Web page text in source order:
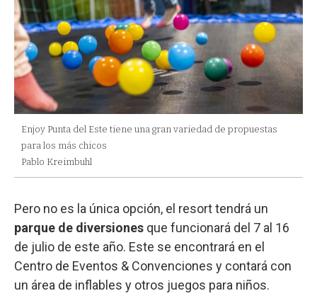
Enjoy Punta del Este tiene una gran variedad de propuestas
para los más chicos
Pablo Kreimbuhl
Pero no es la única opción, el resort tendrá un
parque de diversiones que funcionará del 7 al 16
de julio de este año. Este se encontrará en el
Centro de Eventos & Convenciones y contará con
un área de inflables y otros juegos para niños.